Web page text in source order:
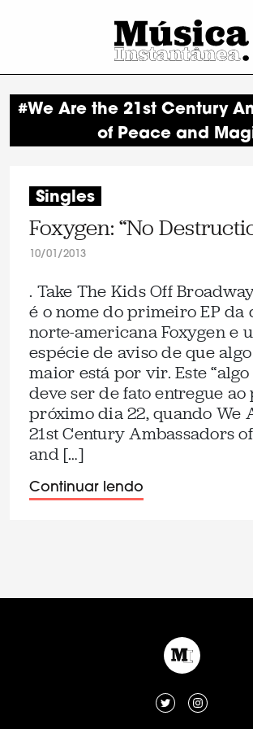
#We Are the 21st Century
of Peace and
Singles
Foxygen: “No
10/01/2013
. Take The Kids Off
é o nome do primeiro EP da
norte-americana Foxygen e
espécie de aviso de que
maior está por vir. Este
deve ser de fato entregue
próximo dia 22, quando We
21st Century Ambassadors
and […]
Continuar lendo